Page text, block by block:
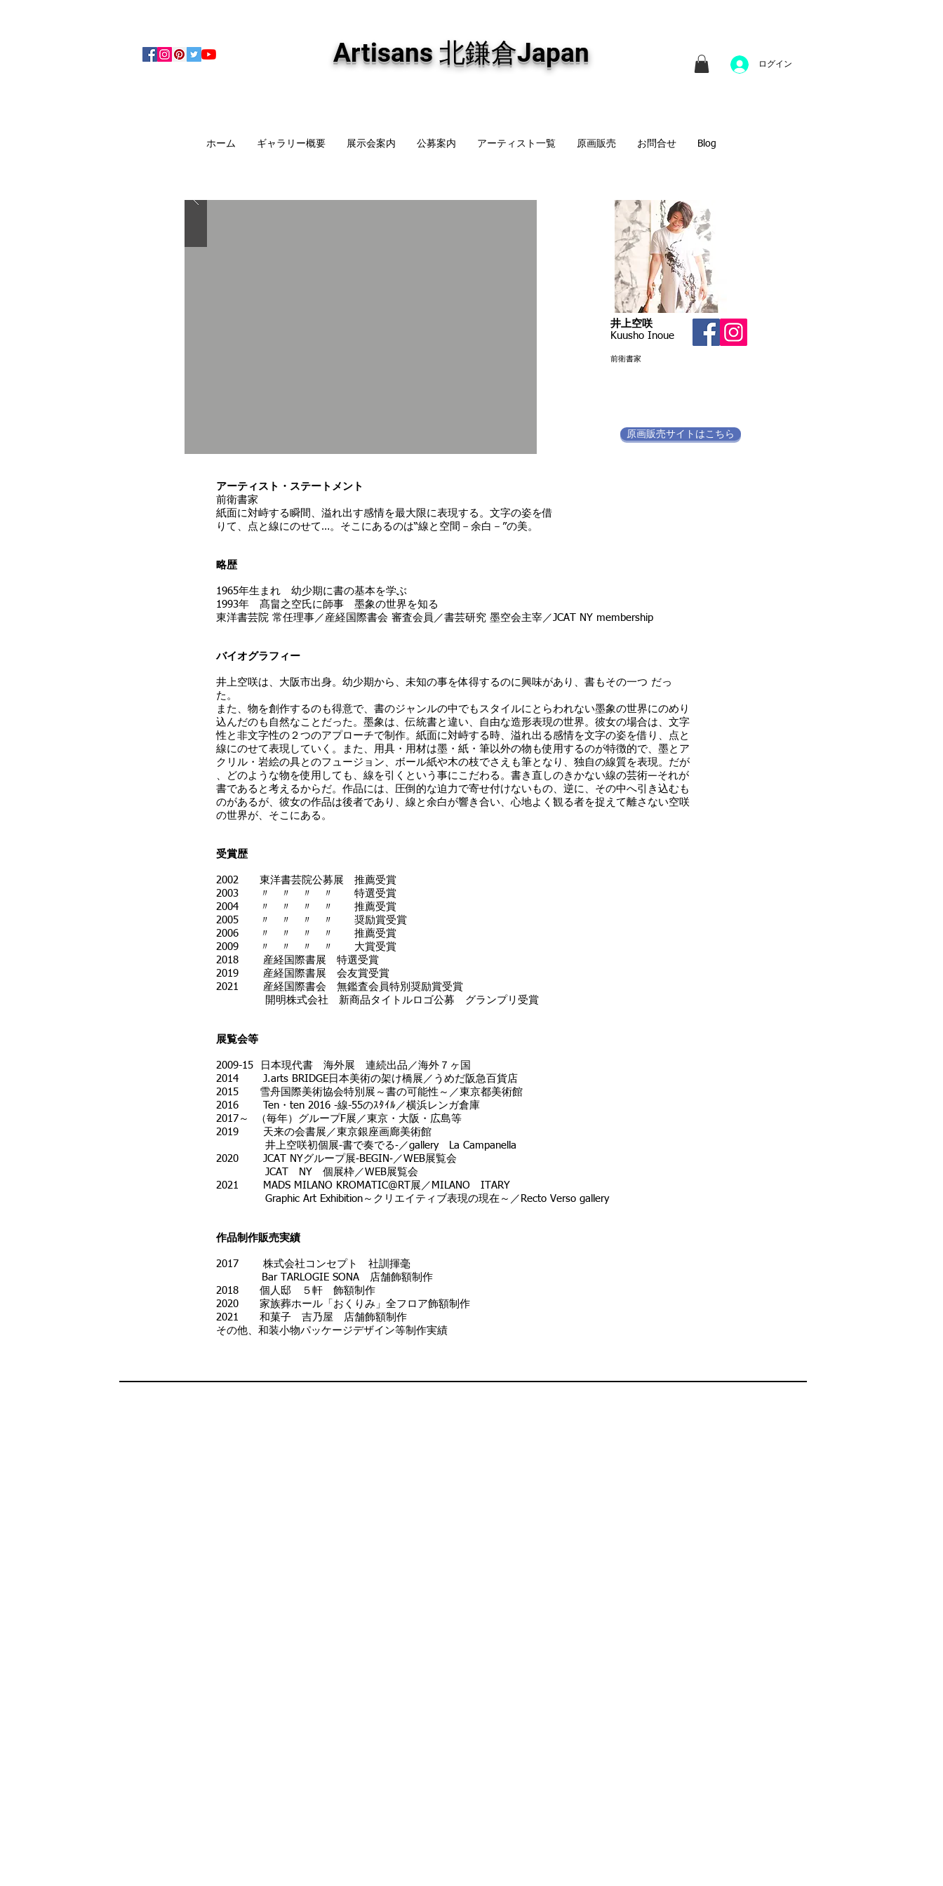
Artisans 北鎌倉Japan ログイン
ホーム ギャラリー概要 展示会案内 公募案内 アーティスト一覧 原画販売 お問合せ Blog
​井上空咲
Kuusho Inoue
前衛書家​
原画販売サイトはこちら
アーティスト・ステートメント
前衛書家
紙面に対峙する瞬間、溢れ出す感情を最大限に表現する。文字の姿を借
りて、点と線にのせて…。そこにあるのは“線と空間－余白－”の美。
略歴
1965年生まれ 幼少期に書の基本を学ぶ
1993年 髙畠之空氏に師事 墨象の世界を知る
東洋書芸院 常任理事／産経国際書会 審査会員／書芸研究 墨空会主宰／JCAT NY membership
バイオグラフィー
井上空咲は、大阪市出身。幼少期から、未知の事を体得するのに興味があり、書もその一つ だっ
た。
また、物を創作するのも得意で、書のジャンルの中でもスタイルにとらわれない墨象の世界にのめり
込んだのも自然なことだった。墨象は、伝統書と違い、自由な造形表現の世界。彼女の場合は、文字
性と非文字性の２つのアプローチで制作。紙面に対峙する時、溢れ出る感情を文字の姿を借り、点と
線にのせて表現していく。また、用具・用材は墨・紙・筆以外の物も使用するのが特徴的で、墨とア
クリル・岩絵の具とのフュージョン、ボール紙や木の枝でさえも筆となり、独自の線質を表現。だが
、どのような物を使用しても、線を引くという事にこだわる。書き直しのきかない線の芸術―それが
書であると考えるからだ。作品には、圧倒的な迫力で寄せ付けないもの、逆に、その中へ引き込むも
のがあるが、彼女の作品は後者であり、線と余白が響き合い、心地よく観る者を捉えて離さない空咲
の世界が、そこにある。
受賞歴
2002 東洋書芸院公募展 推薦受賞
2003 〃 〃 〃 〃 特選受賞
2004 〃 〃 〃 〃 推薦受賞
2005 〃 〃 〃 〃 奨励賞受賞
2006 〃 〃 〃 〃 推薦受賞
2009 〃 〃 〃 〃 大賞受賞
2018 産経国際書展 特選受賞
2019 産経国際書展 会友賞受賞
2021 産経国際書会 無鑑査会員特別奨励賞受賞
開明株式会社 新商品タイトルロゴ公募 グランプリ受賞
展覧会等
2009-15 日本現代書 海外展 連続出品／海外７ヶ国
2014 J.arts BRIDGE日本美術の架け橋展／うめだ阪急百貨店
2015 雪舟国際美術協会特別展～書の可能性～／東京都美術館
2016 Ten・ten 2016 -線-55のｽﾀｲﾙ／横浜レンガ倉庫
2017～ （毎年）グループF展／東京・大阪・広島等
2019 天来の会書展／東京銀座画廊美術館
井上空咲初個展‐書で奏でる‐／gallery La Campanella
2020 JCAT NYグループ展‐BEGIN‐／WEB展覧会
JCAT NY 個展枠／WEB展覧会
2021 MADS MILANO KROMATIC@RT展／MILANO ITARY
Graphic Art Exhibition～クリエイティブ表現の現在～／Recto Verso gallery
作品制作販売実績
2017 株式会社コンセプト 社訓揮毫
Bar TARLOGIE SONA 店舗飾額制作
2018 個人邸 ５軒 飾額制作
2020 家族葬ホール「おくりみ」全フロア飾額制作
2021 和菓子 吉乃屋 店舗飾額制作
その他、和装小物パッケージデザイン等制作実績